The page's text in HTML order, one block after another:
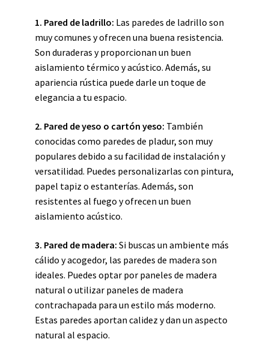
1. Pared de ladrillo: Las paredes de ladrillo son
muy comunes y ofrecen una buena resistencia.
Son duraderas y proporcionan un buen
aislamiento térmico y acústico. Además, su
apariencia rústica puede darle un toque de
elegancia a tu espacio.
2. Pared de yeso o cartón yeso: También
conocidas como paredes de pladur, son muy
populares debido a su facilidad de instalación y
versatilidad. Puedes personalizarlas con pintura,
papel tapiz o estanterías. Además, son
resistentes al fuego y ofrecen un buen
aislamiento acústico.
3. Pared de madera: Si buscas un ambiente más
cálido y acogedor, las paredes de madera son
ideales. Puedes optar por paneles de madera
natural o utilizar paneles de madera
contrachapada para un estilo más moderno.
Estas paredes aportan calidez y dan un aspecto
natural al espacio.